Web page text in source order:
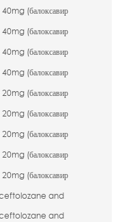
(балоксавир
(балоксавир
(балоксавир
(балоксавир
(балоксавир
(балоксавир
(балоксавир
(балоксавир
(балоксавир
(ceftolozane and
(ceftolozane and